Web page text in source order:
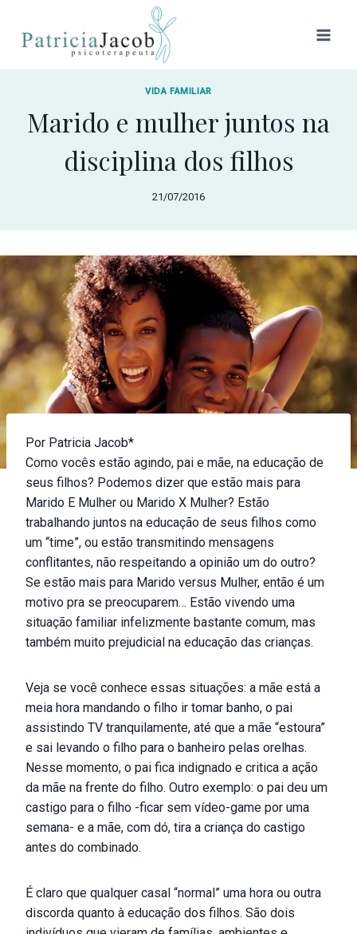
VIDA FAMILIAR
Marido e mulher juntos na
disciplina dos filhos
21/07/2016
Por Patricia Jacob*
Como vocês estão agindo, pai e mãe, na educação de
seus filhos? Podemos dizer que estão mais para
Marido E Mulher ou Marido X Mulher? Estão
trabalhando juntos na educação de seus filhos como
um “time”, ou estão transmitindo mensagens
conflitantes, não respeitando a opinião um do outro?
Se estão mais para Marido versus Mulher, então é um
motivo pra se preocuparem… Estão vivendo uma
situação familiar infelizmente bastante comum, mas
também muito prejudicial na educação das crianças.
Veja se você conhece essas situações: a mãe está a
meia hora mandando o filho ir tomar banho, o pai
assistindo TV tranquilamente, até que a mãe “estoura”
e sai levando o filho para o banheiro pelas orelhas.
Nesse momento, o pai fica indignado e critica a ação
da mãe na frente do filho. Outro exemplo: o pai deu um
castigo para o filho -ficar sem vídeo-game por uma
semana- e a mãe, com dó, tira a criança do castigo
antes do combinado.
É claro que qualquer casal “normal” uma hora ou outra
discorda quanto à educação dos filhos. São dois